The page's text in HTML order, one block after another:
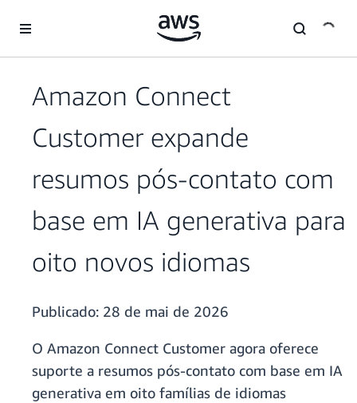
Pular para o conteúdo principal
Amazon Connect
Customer expande
resumos pós-contato com
base em IA generativa para
oito novos idiomas
Publicado: 28 de mai de 2026
O Amazon Connect Customer agora oferece
suporte a resumos pós-contato com base em IA
generativa em oito famílias de idiomas